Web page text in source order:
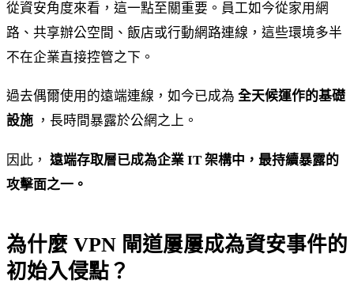
從資安角度來看，這一點至關重要。員工如今從家用網
路、共享辦公空間、飯店或行動網路連線，這些環境多半
不在企業直接控管之下。
過去偶爾使用的遠端連線，如今已成為 全天候運作的基礎
設施 ，長時間暴露於公網之上。
因此， 遠端存取層已成為企業 IT 架構中，最持續暴露的
攻擊面之一。
為什麼 VPN 閘道屢屢成為資安事件的
初始入侵點？